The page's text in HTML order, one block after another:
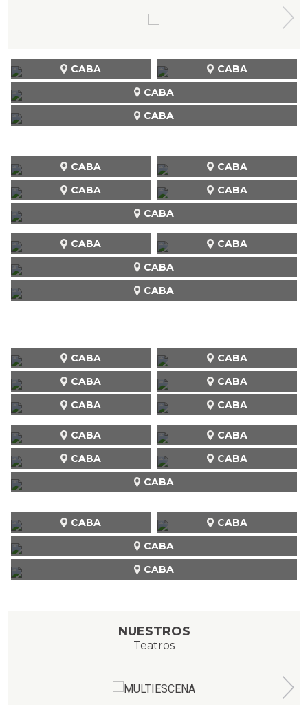
CABA
CABA CABA
CABA
CABA CABA
CABA
CABA CABA
CABA
CABA CABA
CABA
CABA
CABA
CABA
CABA
CABA
CABA
CABA CABA
CABA
CABA CABA
CABA
CABA CABA
CABA
NUESTROS
Teatros